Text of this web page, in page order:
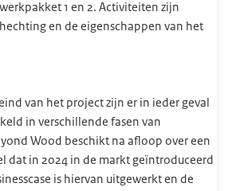
1 en 2. Activiteiten zijn
en de eigenschappen van het
van het project zijn er in ieder geval
in verschillende fasen van
Wood beschikt na afloop over een
dat in 2024 in de markt geïntroduceerd
is hiervan uitgewerkt en de